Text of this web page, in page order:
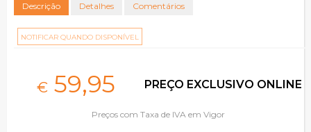
Descrição Detalhes Comentários
NOTIFICAR QUANDO DISPONÍVEL
€ 59,95 PREÇO EXCLUSIVO ONLINE
Preços com Taxa de IVA em Vigor